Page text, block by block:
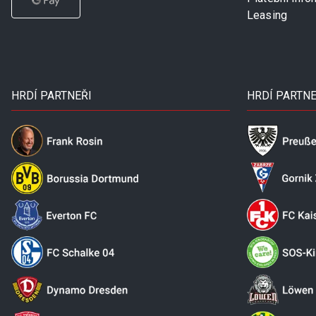
Leasing
HRDÍ PARTNEŘI HRDÍ